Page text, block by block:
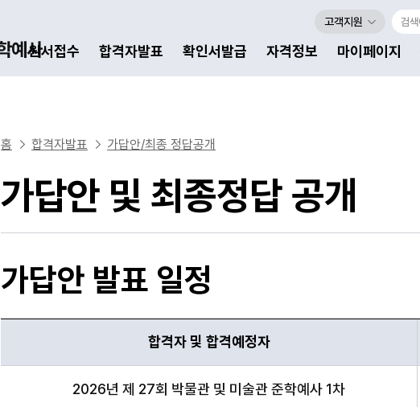
원서접수 합격자발표 확인서발급 자격정보 마이페이지
고객지원
홈 합격자발표 가답안/최종 정답공개
가답안 및 최종정답 공개
가답안 발표 일정
합격자 및 합격예정자
2026년 제 27회 박물관 및 미술관 준학예사 1차